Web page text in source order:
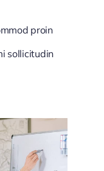
proin
sollicitudin